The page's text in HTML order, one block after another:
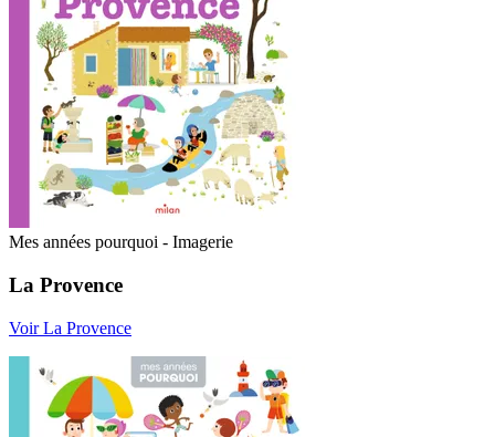
Mes années pourquoi - Imagerie
La Provence
Voir La Provence